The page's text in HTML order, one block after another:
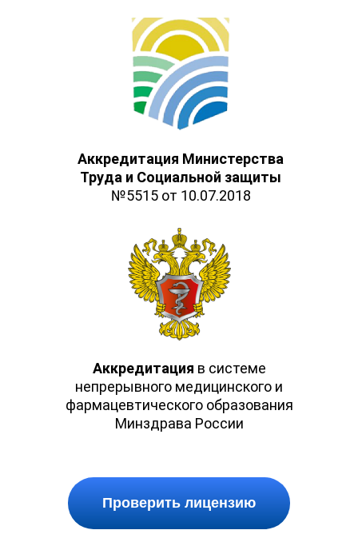
Аккредитация Министерства
Труда и Социальной защиты
№5515 от 10.07.2018
Аккредитация в системе
непрерывного медицинского и
фармацевтического образования
Минздрава России
Проверить лицензию